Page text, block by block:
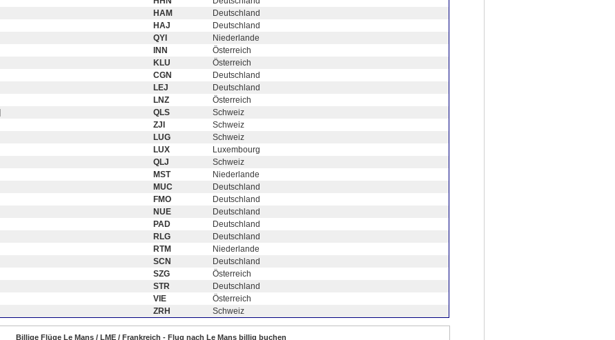
HAM
Deutschland
HAJ
Deutschland
QYI
Niederlande
INN
Österreich
KLU
Österreich
CGN
Deutschland
LEJ
Deutschland
LNZ
Österreich
QLS
Schweiz
ZJI
Schweiz
LUG
Schweiz
LUX
Luxembourg
QLJ
Schweiz
MST
Niederlande
MUC
Deutschland
FMO
Deutschland
NUE
Deutschland
PAD
Deutschland
RLG
Deutschland
RTM
Niederlande
SCN
Deutschland
SZG
Österreich
STR
Deutschland
VIE
Österreich
ZRH Schweiz
Billige Flüge Le Mans / LME / Frankreich - Flug nach Le Mans billig buchen